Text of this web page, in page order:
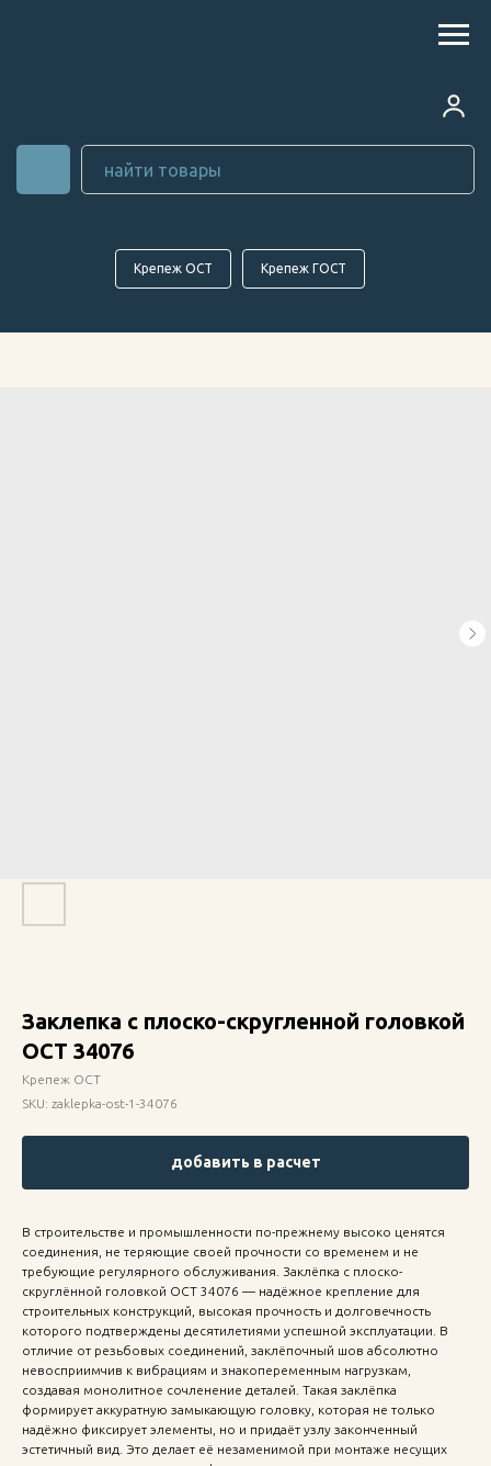
Крепеж ОСТ Крепеж ГОСТ
Заклепка с плоско-скругленной головкой
ОСТ 34076
Крепеж ОСТ
SKU: zaklepka-ost-1-34076
добавить в расчет
В строительстве и промышленности по-прежнему высоко ценятся
соединения, не теряющие своей прочности со временем и не
требующие регулярного обслуживания. Заклёпка с плоско-
скруглённой головкой ОСТ 34076 — надёжное крепление для
строительных конструкций, высокая прочность и долговечность
которого подтверждены десятилетиями успешной эксплуатации. В
отличие от резьбовых соединений, заклёпочный шов абсолютно
невосприимчив к вибрациям и знакопеременным нагрузкам,
создавая монолитное сочленение деталей. Такая заклёпка
формирует аккуратную замыкающую головку, которая не только
надёжно фиксирует элементы, но и придаёт узлу законченный
эстетичный вид. Это делает её незаменимой при монтаже несущих